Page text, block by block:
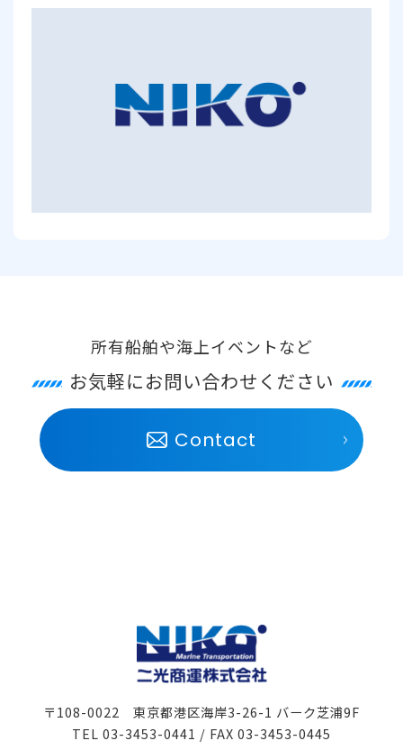
所有船舶や海上イベントなど
お気軽にお問い合わせください
Contact
〒108-0022 東京都港区海岸3-26-1 バーク芝浦9F
TEL 03-3453-0441 / FAX 03-3453-0445